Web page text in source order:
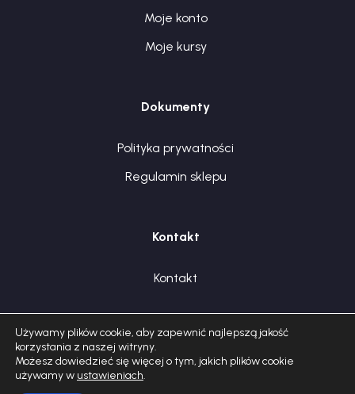
Moje konto
Moje kursy
Dokumenty
Polityka prywatności
Regulamin sklepu
Kontakt
Kontakt
Używamy plików cookie, aby zapewnić najlepszą jakość
korzystania z naszej witryny.
Możesz dowiedzieć się więcej o tym, jakich plików cookie
używamy w ustawieniach.